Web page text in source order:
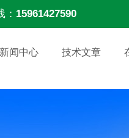
： 15961427590
新闻中心 技术文章